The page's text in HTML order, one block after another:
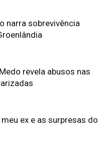
narra sobrevivência
revela abusos nas
ex e as surpresas do